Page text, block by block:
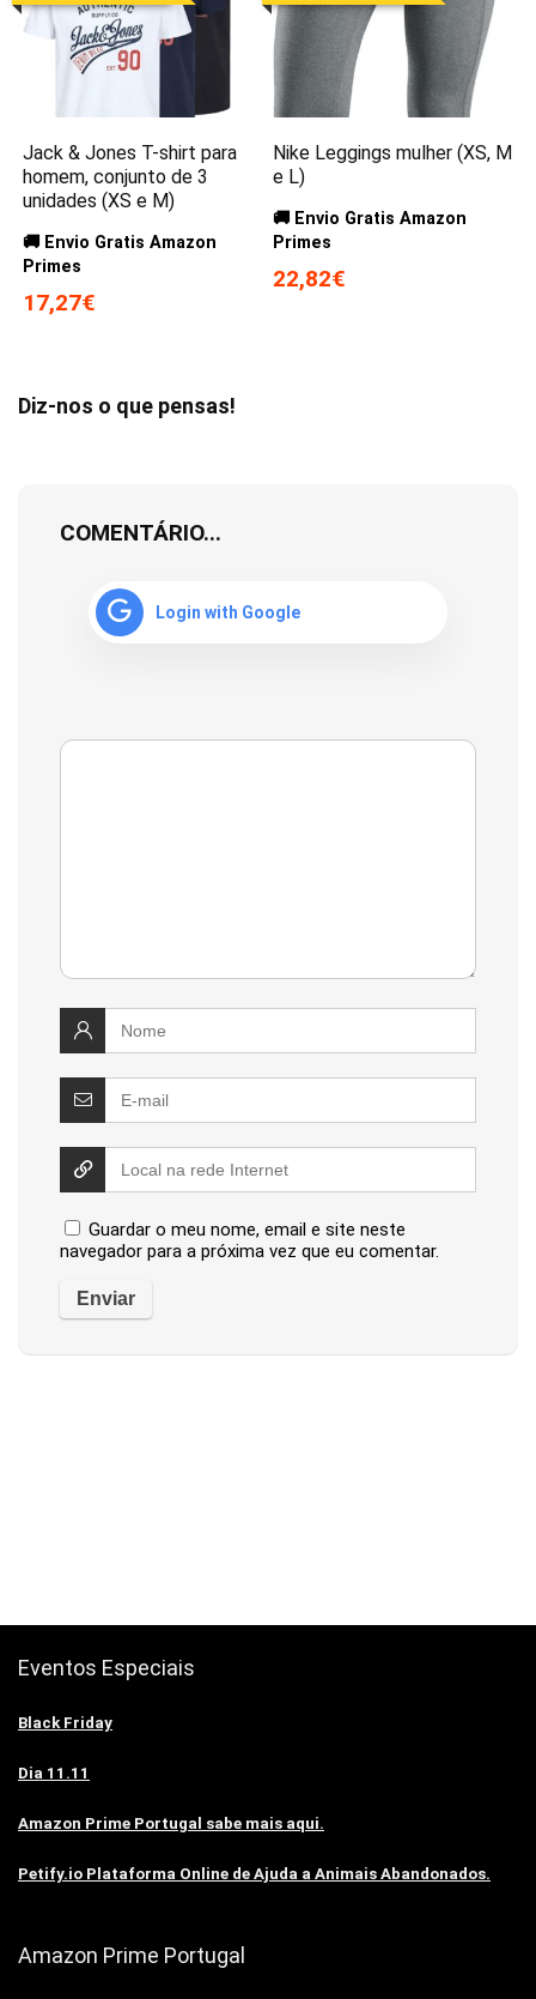
Jack & Jones T-shirt para
homem, conjunto de 3
unidades (XS e M)
🚚 Envio Gratis Amazon
Primes
17,27€
Nike Leggings mulher (XS, M
e L)
🚚 Envio Gratis Amazon
Primes
22,82€
Diz-nos o que pensas!
COMENTÁRIO...
Login with Google
Guardar o meu nome, email e site neste
navegador para a próxima vez que eu comentar.
Eventos Especiais
Black Friday
Dia 11.11
Amazon Prime Portugal sabe mais aqui.
Petify.io Plataforma Online de Ajuda a Animais Abandonados.
Amazon Prime Portugal